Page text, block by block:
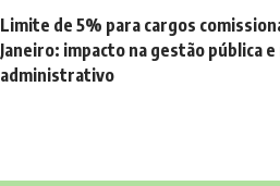
Limite de 5% para cargos
Janeiro: impacto na gestão pública
administrativo